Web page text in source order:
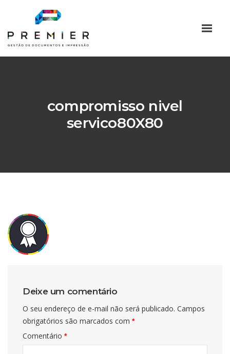
compromisso nivel
servico80X80
Deixe um comentário
O seu endereço de e-mail não será publicado. Campos
obrigatórios são marcados com*
Comentário*